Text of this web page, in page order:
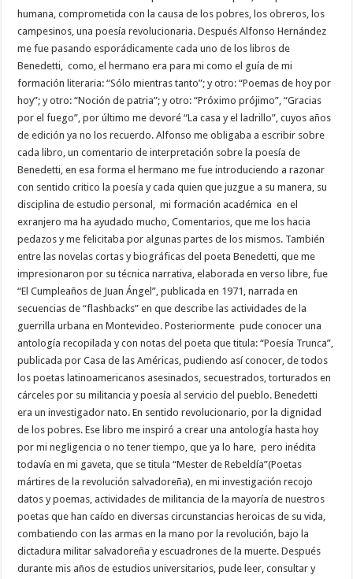
humana, comprometida con la causa de los pobres, los obreros, los
campesinos, una poesía revolucionaria. Después Alfonso Hernández
me fue pasando esporádicamente cada uno de los libros de
Benedetti, como, el hermano era para mi como el guía de mi
formación literaria: “Sólo mientras tanto”; y otro: “Poemas de hoy por
hoy”; y otro: “Noción de patria”; y otro: “Próximo prójimo”, “Gracias
por el fuego”, por último me devoré “La casa y el ladrillo”, cuyos años
de edición ya no los recuerdo. Alfonso me obligaba a escribir sobre
cada libro, un comentario de interpretación sobre la poesía de
Benedetti, en esa forma el hermano me fue introduciendo a razonar
con sentido critico la poesía y cada quien que juzgue a su manera, su
disciplina de estudio personal, mi formación académica en el
exranjero ma ha ayudado mucho, Comentarios, que me los hacia
pedazos y me felicitaba por algunas partes de los mismos. También
entre las novelas cortas y biográficas del poeta Benedetti, que me
impresionaron por su técnica narrativa, elaborada en verso libre, fue
“El Cumpleaños de Juan Ángel”, publicada en 1971, narrada en
secuencias de “flashbacks” en que describe las actividades de la
guerrilla urbana en Montevideo. Posteriormente pude conocer una
antología recopilada y con notas del poeta que titula: “Poesía Trunca”,
publicada por Casa de las Américas, pudiendo así conocer, de todos
los poetas latinoamericanos asesinados, secuestrados, torturados en
cárceles por su militancia y poesía al servicio del pueblo. Benedetti
era un investigador nato. En sentido revolucionario, por la dignidad
de los pobres. Ese libro me inspiró a crear una antología hasta hoy
por mi negligencia o no tener tiempo, que ya lo hare, pero inédita
todavía en mi gaveta, que se titula “Mester de Rebeldía”(Poetas
mártires de la revolución salvadoreña), en mi investigación recojo
datos y poemas, actividades de militancia de la mayoría de nuestros
poetas que han caído en diversas circunstancias heroicas de su vida,
combatiendo con las armas en la mano por la revolución, bajo la
dictadura militar salvadoreña y escuadrones de la muerte. Después
durante mis años de estudios universitarios, pude leer, consultar y